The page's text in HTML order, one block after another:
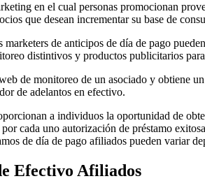
en el cual personas promocionan
que desean incrementar su base de
de anticipos de día de pago
distintivos y productos publicitarios
de monitoreo de un asociado y obtiene
de adelantos en efectivo.
a individuos la oportunidad de
cada uno autorización de préstamo
de día de pago afiliados pueden variar
Efectivo Afiliados